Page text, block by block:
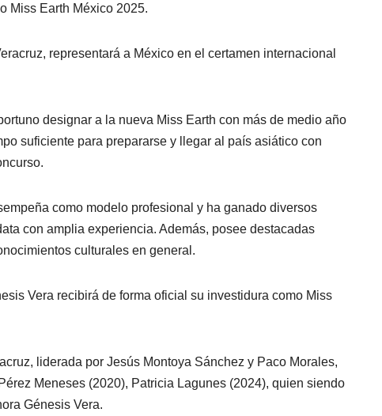
Miss Earth México 2025.
representará a México en el certamen internacional
designar a la nueva Miss Earth con más de medio año
suficiente para prepararse y llegar al país asiático con
como modelo profesional y ha ganado diversos
con amplia experiencia. Además, posee destacadas
culturales en general.
Vera recibirá de forma oficial su investidura como Miss
liderada por Jesús Montoya Sánchez y Paco Morales,
Meneses (2020), Patricia Lagunes (2024), quien siendo
Génesis Vera.